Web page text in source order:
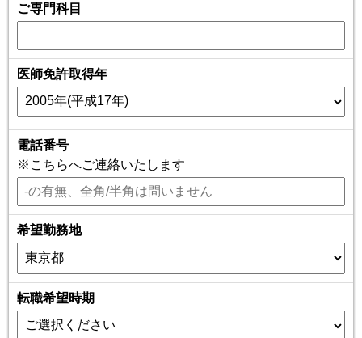
ご専門科目
医師免許取得年
電話番号
※こちらへご連絡いたします
希望勤務地
転職希望時期